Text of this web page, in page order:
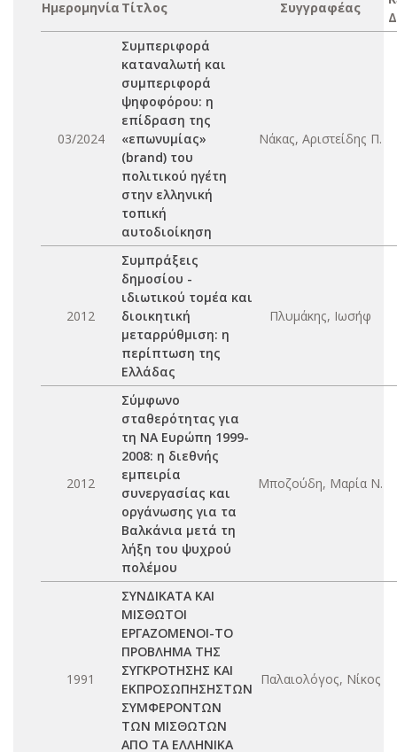
Ημερομηνία Τίτλος Συγγραφέας
03/2024
Συμπεριφορά
καταναλωτή και
συμπεριφορά
ψηφοφόρου: η
επίδραση της
«επωνυμίας»
(brand) του
πολιτικού ηγέτη
στην ελληνική
τοπική
αυτοδιοίκηση
Νάκας, Αριστείδης Π.
2012
Συμπράξεις
δημοσίου -
ιδιωτικού τομέα και
διοικητική
μεταρρύθμιση: η
περίπτωση της
Ελλάδας
Πλυμάκης, Ιωσήφ
2012
Σύμφωνο
σταθερότητας για
τη ΝΑ Ευρώπη 1999-
2008: η διεθνής
εμπειρία
συνεργασίας και
οργάνωσης για τα
Βαλκάνια μετά τη
λήξη του ψυχρού
πολέμου
Μποζούδη, Μαρία Ν.
1991
ΣΥΝΔΙΚΑΤΑ ΚΑΙ
ΜΙΣΘΩΤΟΙ
ΕΡΓΑΖΟΜΕΝΟΙ-ΤΟ
ΠΡΟΒΛΗΜΑ ΤΗΣ
ΣΥΓΚΡΟΤΗΣΗΣ ΚΑΙ
ΕΚΠΡΟΣΩΠΗΣΗΣΤΩΝ
ΣΥΜΦΕΡΟΝΤΩΝ
ΤΩΝ ΜΙΣΘΩΤΩΝ
ΑΠΟ ΤΑ ΕΛΛΗΝΙΚΑ
Παλαιολόγος, Νίκος